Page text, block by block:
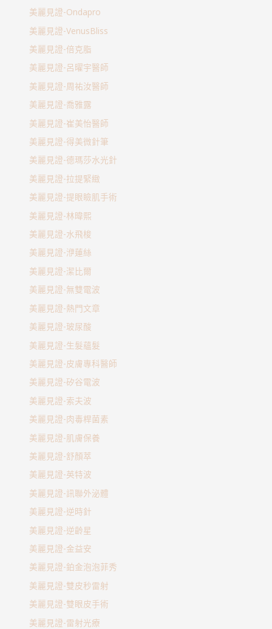
美麗見證-Ondapro
美麗見證-VenusBliss
美麗見證-倍克脂
美麗見證-呂曜宇醫師
美麗見證-周祐汝醫師
美麗見證-喬雅露
美麗見證-崔美怡醫師
美麗見證-得美微針筆
美麗見證-德瑪莎水光針
美麗見證-拉提緊緻
美麗見證-提眼瞼肌手術
美麗見證-林暐熙
美麗見證-水飛梭
美麗見證-洢蓮絲
美麗見證-潔比爾
美麗見證-無雙電波
美麗見證-熱門文章
美麗見證-玻尿酸
美麗見證-生髮蘊髮
美麗見證-皮膚專科醫師
美麗見證-矽谷電波
美麗見證-索夫波
美麗見證-肉毒桿菌素
美麗見證-肌膚保養
美麗見證-舒顏萃
美麗見證-英特波
美麗見證-訊聯外泌體
美麗見證-逆時針
美麗見證-逆齡星
美麗見證-金益安
美麗見證-鉑金泡泡菲秀
美麗見證-雙皮秒雷射
美麗見證-雙眼皮手術
美麗見證-雷射光療